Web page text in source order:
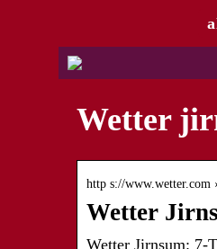
Wetter
http s://www.wetter.com
Wetter
Wetter Jirnsum: 7-